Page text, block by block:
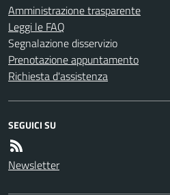
Amministrazione trasparente
Leggi le FAQ
Segnalazione disservizio
Prenotazione appuntamento
Richiesta d'assistenza
SEGUICI SU
Newsletter